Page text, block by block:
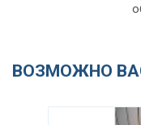
ВОЗМОЖНО